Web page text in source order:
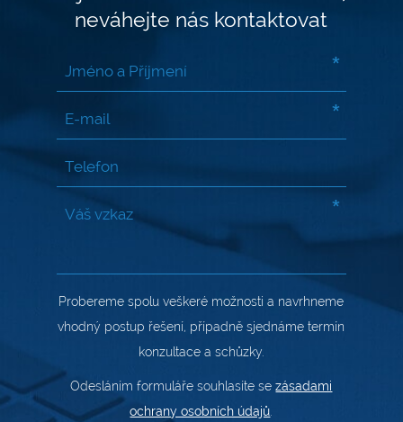
neváhejte nás kontaktovat
*
*
*
Probereme spolu veškeré možnosti a navrhneme
vhodný postup řešení, případně sjednáme termín
konzultace a schůzky.
Odesláním formuláře souhlasíte sezásadami
ochrany osobních údajů